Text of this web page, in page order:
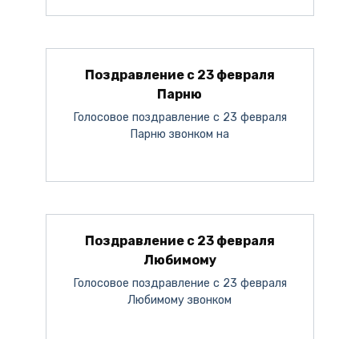
Поздравление с 23 февраля
Парню
Голосовое поздравление с 23 февраля
Парню звонком на
Поздравление с 23 февраля
Любимому
Голосовое поздравление с 23 февраля
Любимому звонком